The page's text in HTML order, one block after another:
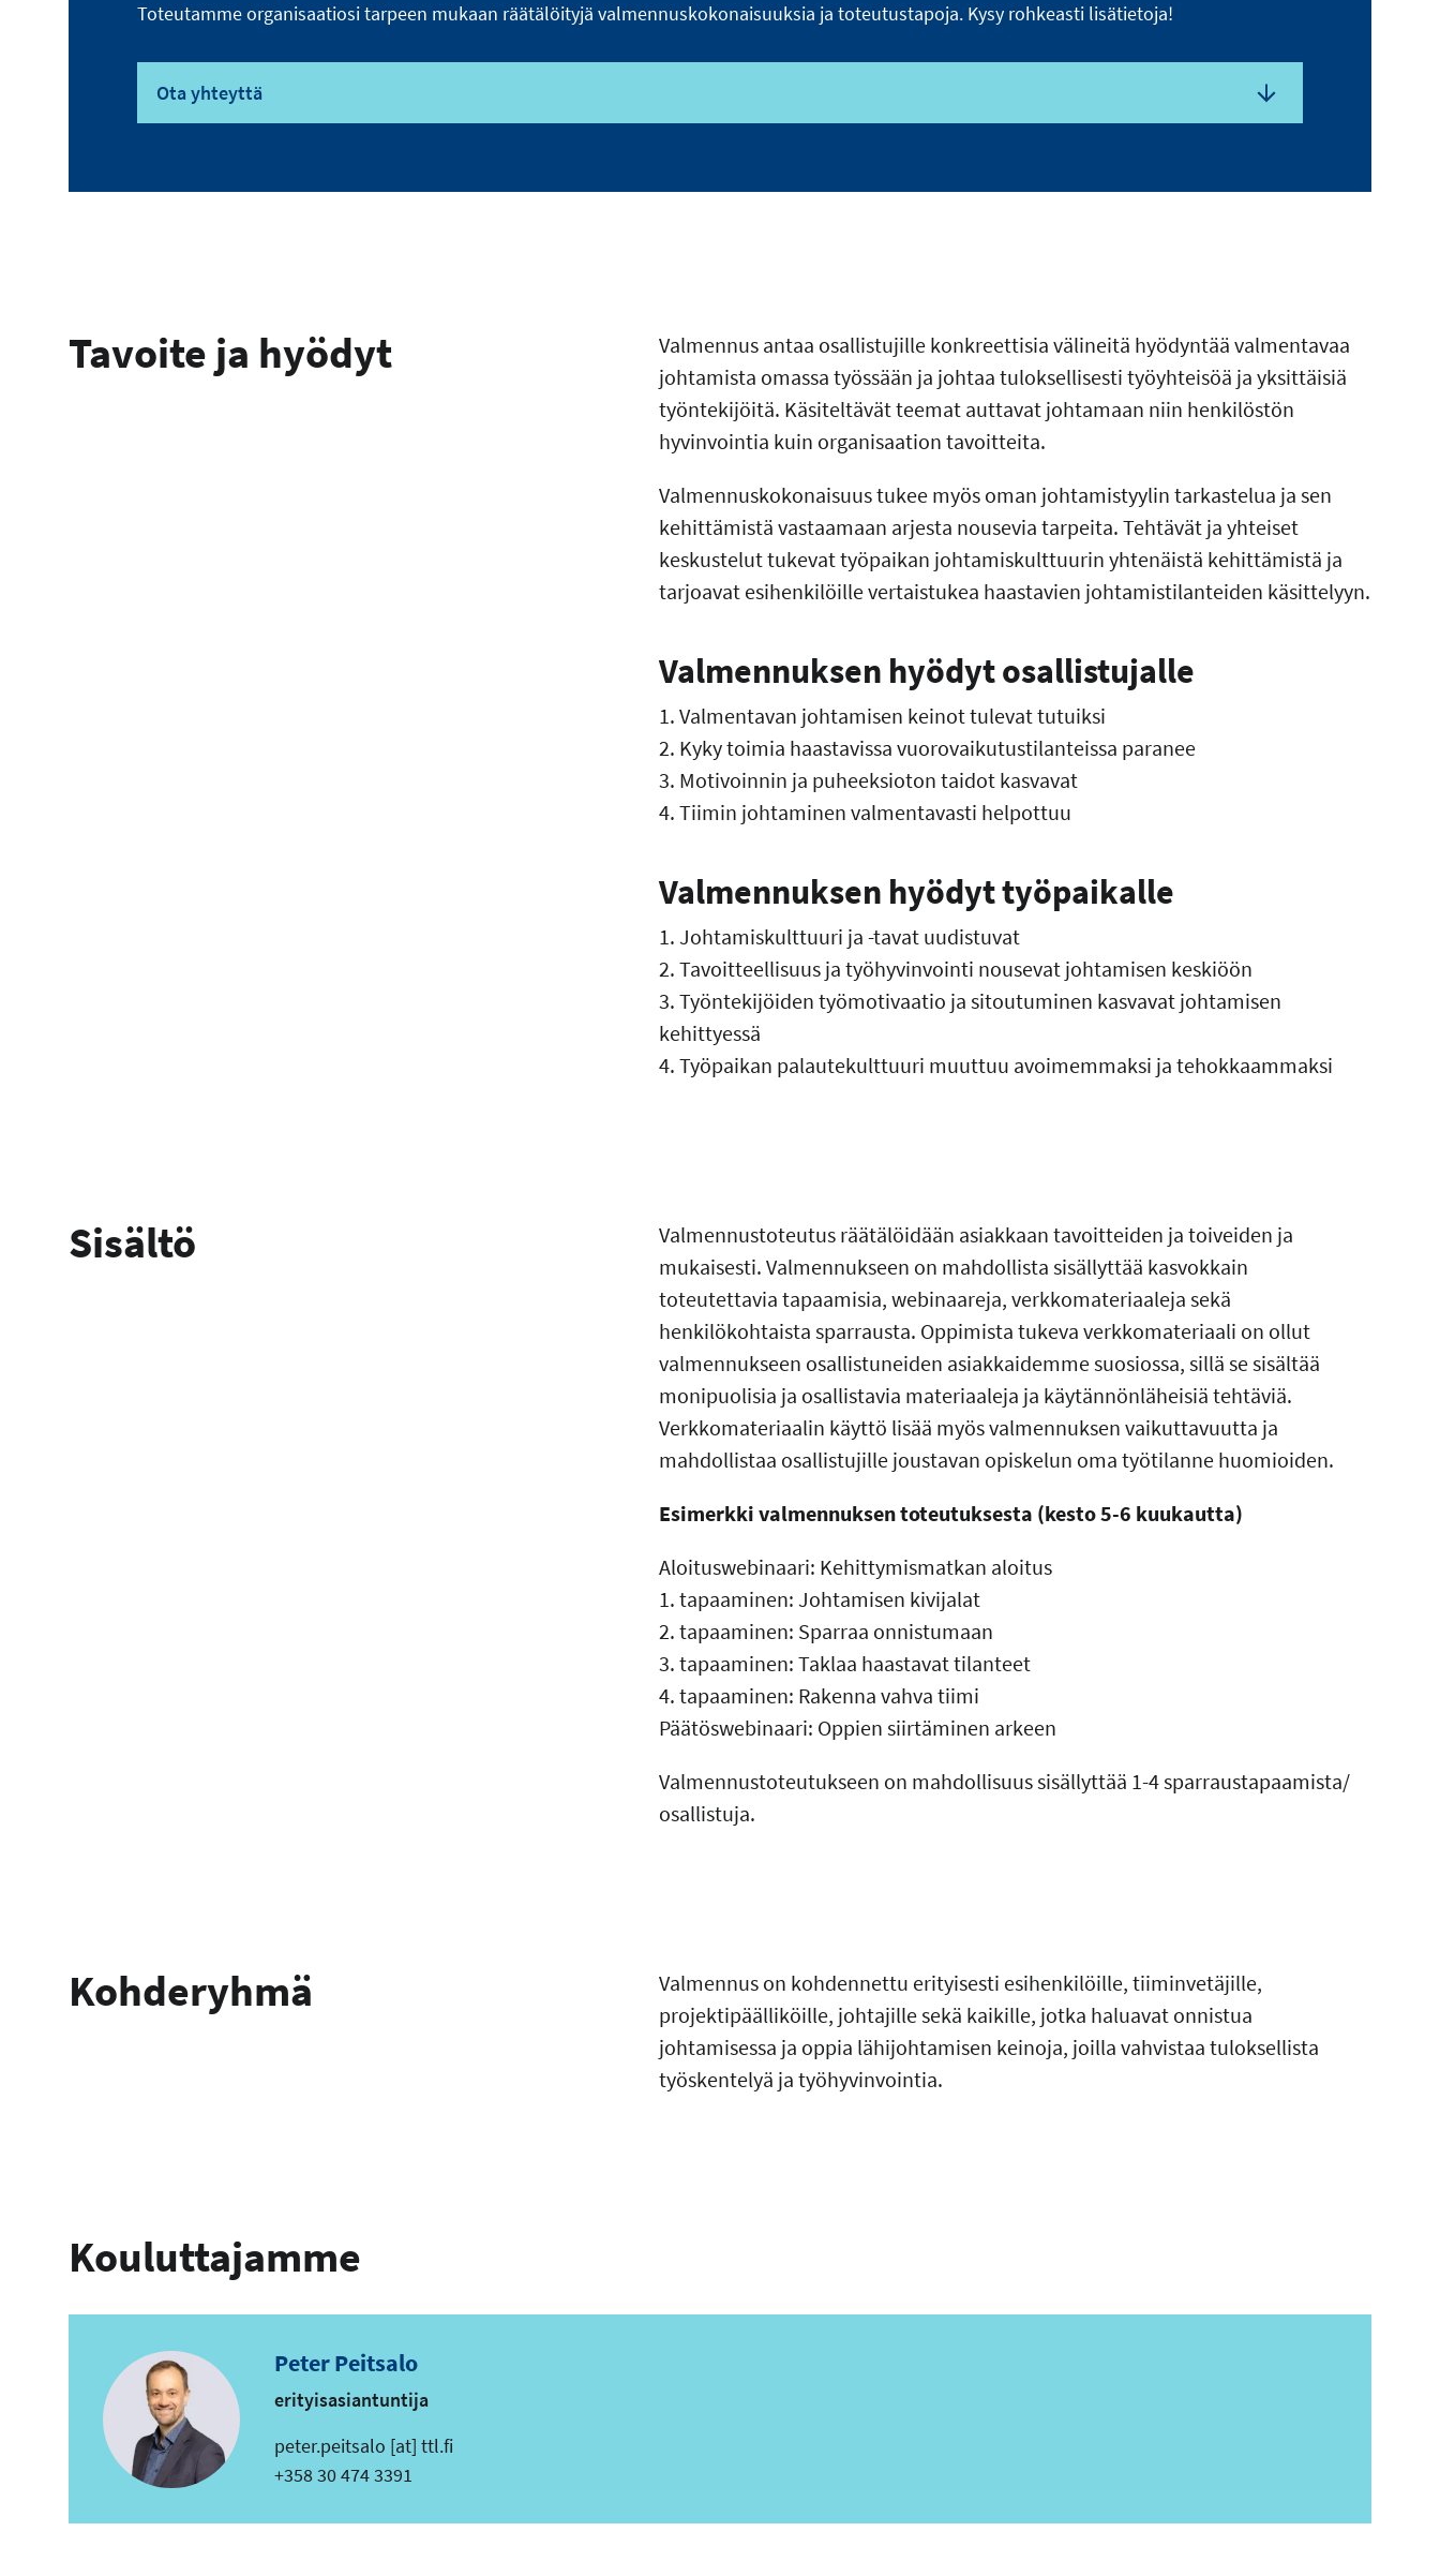
Toteutamme organisaatiosi tarpeen mukaan räätälöityjä valmennuskokonaisuuksia ja toteutustapoja. Kysy rohkeasti lisätietoja!
Ota yhteyttä
Tavoite ja hyödyt
Valmennus antaa osallistujille konkreettisia välineitä hyödyntää valmentavaa
johtamista omassa työssään ja johtaa tuloksellisesti työyhteisöä ja yksittäisiä
työntekijöitä. Käsiteltävät teemat auttavat johtamaan niin henkilöstön
hyvinvointia kuin organisaation tavoitteita.
Valmennuskokonaisuus tukee myös oman johtamistyylin tarkastelua ja sen
kehittämistä vastaamaan arjesta nousevia tarpeita. Tehtävät ja yhteiset
keskustelut tukevat työpaikan johtamiskulttuurin yhtenäistä kehittämistä ja
tarjoavat esihenkilöille vertaistukea haastavien johtamistilanteiden käsittelyyn.
Valmennuksen hyödyt osallistujalle
1. Valmentavan johtamisen keinot tulevat tutuiksi
2. Kyky toimia haastavissa vuorovaikutustilanteissa paranee
3. Motivoinnin ja puheeksioton taidot kasvavat
4. Tiimin johtaminen valmentavasti helpottuu
Valmennuksen hyödyt työpaikalle
1. Johtamiskulttuuri ja -tavat uudistuvat
2. Tavoitteellisuus ja työhyvinvointi nousevat johtamisen keskiöön
3. Työntekijöiden työmotivaatio ja sitoutuminen kasvavat johtamisen
kehittyessä
4. Työpaikan palautekulttuuri muuttuu avoimemmaksi ja tehokkaammaksi
Sisältö
Valmennustoteutus räätälöidään asiakkaan tavoitteiden ja toiveiden ja
mukaisesti. Valmennukseen on mahdollista sisällyttää kasvokkain
toteutettavia tapaamisia, webinaareja, verkkomateriaaleja sekä
henkilökohtaista sparrausta. Oppimista tukeva verkkomateriaali on ollut
valmennukseen osallistuneiden asiakkaidemme suosiossa, sillä se sisältää
monipuolisia ja osallistavia materiaaleja ja käytännönläheisiä tehtäviä.
Verkkomateriaalin käyttö lisää myös valmennuksen vaikuttavuutta ja
mahdollistaa osallistujille joustavan opiskelun oma työtilanne huomioiden.
Esimerkki valmennuksen toteutuksesta (kesto 5-6 kuukautta)
Aloituswebinaari: Kehittymismatkan aloitus
1. tapaaminen: Johtamisen kivijalat
2. tapaaminen: Sparraa onnistumaan
3. tapaaminen: Taklaa haastavat tilanteet
4. tapaaminen: Rakenna vahva tiimi
Päätöswebinaari: Oppien siirtäminen arkeen
Valmennustoteutukseen on mahdollisuus sisällyttää 1-4 sparraustapaamista/
osallistuja.
Kohderyhmä
Valmennus on kohdennettu erityisesti esihenkilöille, tiiminvetäjille,
projektipäälliköille, johtajille sekä kaikille, jotka haluavat onnistua
johtamisessa ja oppia lähijohtamisen keinoja, joilla vahvistaa tuloksellista
työskentelyä ja työhyvinvointia.
Kouluttajamme
Peter Peitsalo
erityisasiantuntija
s
ä
peter.peitsalo [at] ttl.fi
Puhelin
+358 30 474 3391